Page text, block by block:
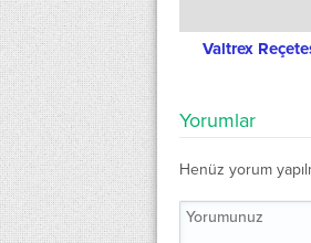
Valtrex
Yorumlar
Henüz yorum